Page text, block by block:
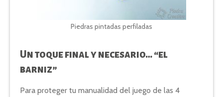
Piedras pintadas perfiladas
Un toque final y necesario… “el
barniz”
Para proteger tu manualidad del juego de las 4